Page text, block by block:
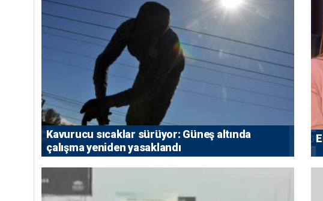
Kavurucu sıcaklar sürüyor: Güneş altında
çalışma yeniden yasaklandı